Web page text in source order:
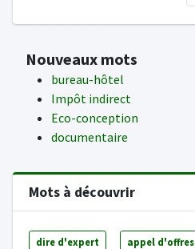
Nouveaux mots
bureau-hôtel
Impôt indirect
Eco-conception
documentaire
Mots à découvrir
dire d'expert appel d'offres